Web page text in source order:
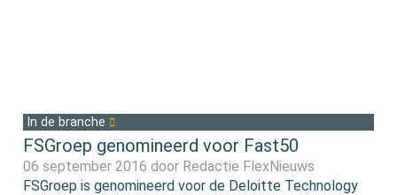
In de branche
FSGroep genomineerd voor Fast50
06 september 2016 door Redactie FlexNieuws
FSGroep is genomineerd voor de Deloitte Technology